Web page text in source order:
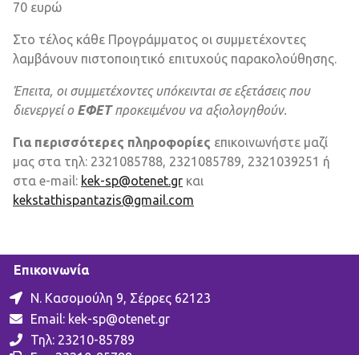
70 ευρώ
Στο τέλος κάθε Προγράμματος οι συμμετέχοντες
λαμβάνουν πιστοποιητικό επιτυχούς παρακολούθησης.
Έπειτα, οι συμμετέχοντες υπόκεινται σε εξετάσεις που
διενεργεί ο ΕΦΕΤπροκειμένου να αξιολογηθούν.
Για περισσότερες πληροφορίες επικοινωνήστε μαζί
μας στα τηλ: 2321085788, 2321085789, 2321039251 ή
στα e-mail: kek-sp@otenet.gr και
kekstathispantazis@gmail.com
Επικοινωνία
Ν. Κασομούλη 9, Σέρρες 62123
Email: kek-sp@otenet.gr
Τηλ: 23210-85789